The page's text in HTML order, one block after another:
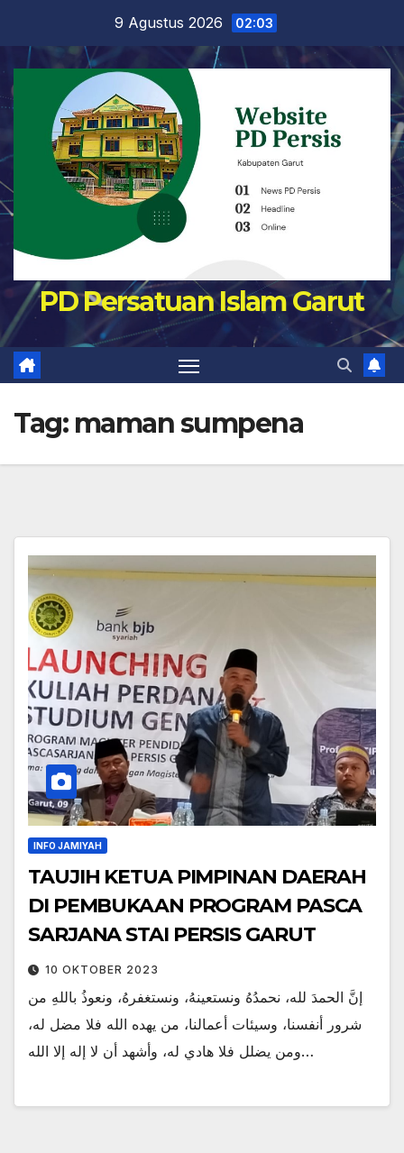
content
9 Agustus 2026 02:03
PD Persatuan Islam Garut
Tag: maman sumpena
INFO JAMIYAH
TAUJIH KETUA PIMPINAN DAERAH
DI PEMBUKAAN PROGRAM PASCA
SARJANA STAI PERSIS GARUT
10 OKTOBER 2023
‌إنَّ ‌الحمدَ ‌لله، نحمدُهُ ونستعينهُ، ونستغفرهُ، ونعوذُ باللهِ من
شرور أنفسنا، وسيئات أعمالنا، من يهده الله فلا مضل له،
ومن يضلل فلا هادي له، وأشهد أن لا إله إلا الله…